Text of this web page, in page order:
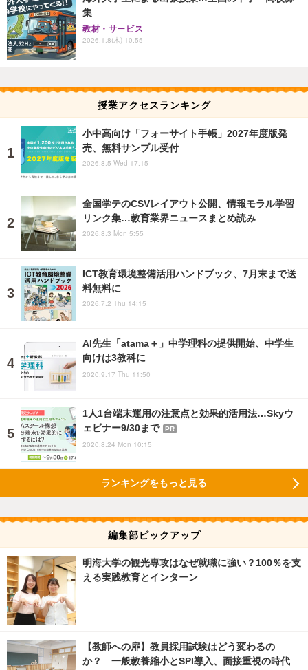
集
教材・サービス
2026.1.8(木) 10:55
授業アクセスランキング
小中高向け「フォーサイト手帳」2027年度版発
売、無料サンプル受付
2026.8.5 Wed 17:15
全国学テのCSVレイアウト公開、情報モラル学習
リンク集…教育業界ニュースまとめ読み
2026.8.3 Mon 5:55
ICT教育環境整備活用ハンドブック、7月末まで送
料無料に
2026.7.2 Thu 14:15
AI先生「atama＋」中学理科の提供開始、中学生
向けは3教科に
2020.9.17 Thu 11:50
1人1台端末運用の注意点と効果的活用法…Skyウ
ェビナー9/30まで
PR
2020.8.24 Mon 10:15
ランキングをもっと見る
編集部ピックアップ
明海大学の観光専攻はなぜ就職に強い？100％を支
える実践教育とインターン
【教師への扉】教員採用試験はどう変わるの
か？ 一般教養縮小とSPI導入、面接重視の時代